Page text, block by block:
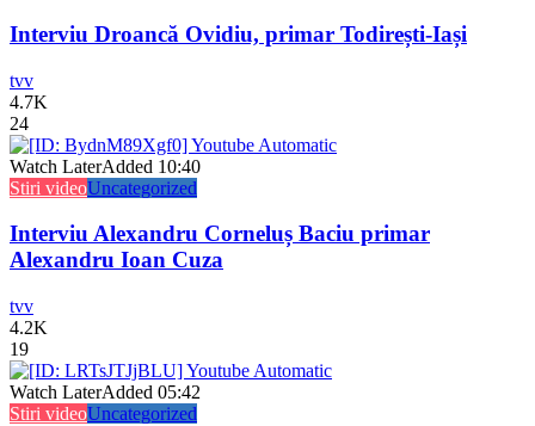
Interviu Droancă Ovidiu, primar Todirești-Iași
tvv
4.7K
24
Watch LaterAdded 10:40
Stiri videoUncategorized
Interviu Alexandru Corneluș Baciu primar
Alexandru Ioan Cuza
tvv
4.2K
19
Watch LaterAdded 05:42
Stiri videoUncategorized